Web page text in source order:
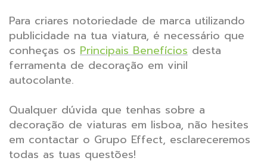
Para criares notoriedade de marca utilizando
publicidade na tua viatura, é necessário que
conheças os Principais Benefícios desta
ferramenta de decoração em vinil
autocolante.
Qualquer dúvida que tenhas sobre a
decoração de viaturas em lisboa, não hesites
em contactar o Grupo Effect, esclareceremos
todas as tuas questões!